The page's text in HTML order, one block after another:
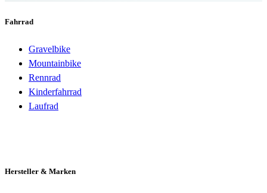
Fahrrad
Gravelbike
Mountainbike
Rennrad
Kinderfahrrad
Laufrad
Hersteller & Marken